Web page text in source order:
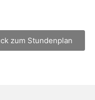
zum Stundenplan